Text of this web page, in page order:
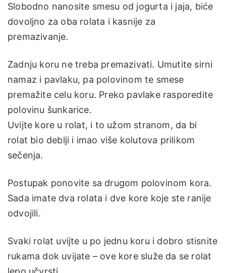
Slobodno nanosite smesu od jogurta i jaja, biće
dovoljno za oba rolata i kasnije za
premazivanje.
Zadnju koru ne treba premazivati. Umutite sirni
namaz i pavlaku, pa polovinom te smese
premažite celu koru. Preko pavlake rasporedite
polovinu šunkarice.
Uvijte kore u rolat, i to užom stranom, da bi
rolat bio deblji i imao više kolutova prilikom
sečenja.
Postupak ponovite sa drugom polovinom kora.
Sada imate dva rolata i dve kore koje ste ranije
odvojili.
Svaki rolat uvijte u po jednu koru i dobro stisnite
rukama dok uvijate – ove kore služe da se rolat